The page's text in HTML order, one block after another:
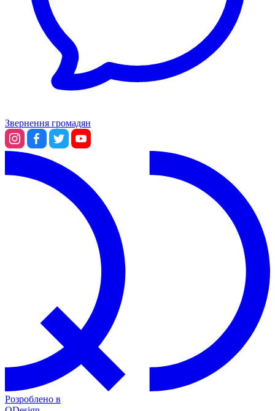
Звернення громадян
Розроблено в